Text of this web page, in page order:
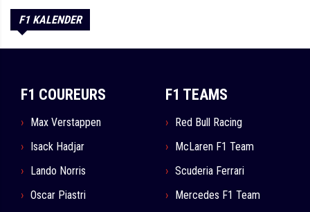
F1 KALENDER
F1 COUREURS
Max Verstappen
Isack Hadjar
Lando Norris
Oscar Piastri
F1 TEAMS
Red Bull Racing
McLaren F1 Team
Scuderia Ferrari
Mercedes F1 Team